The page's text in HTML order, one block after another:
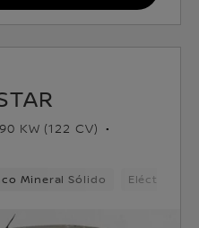
90 KW (122 CV)
Mineral Sólido Eléctrico